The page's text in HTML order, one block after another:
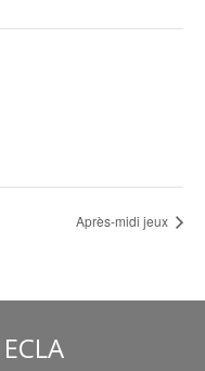
Après-midi jeux